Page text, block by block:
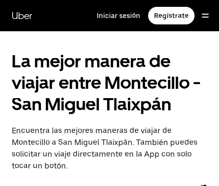
contenido
principal
Uber Iniciar sesión Regístrate
La mejor manera de
viajar entre Montecillo -
San Miguel Tlaixpán
Encuentra las mejores maneras de viajar de
Montecillo a San Miguel Tlaixpán. También puedes
solicitar un viaje directamente en la App con solo
tocar un botón.